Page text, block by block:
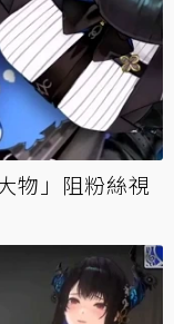
物」阻粉絲視